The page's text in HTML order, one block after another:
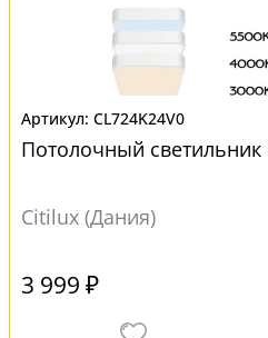
CL724K24V0
Потолочный светильник
Citilux (Дания)
3 999 ₽